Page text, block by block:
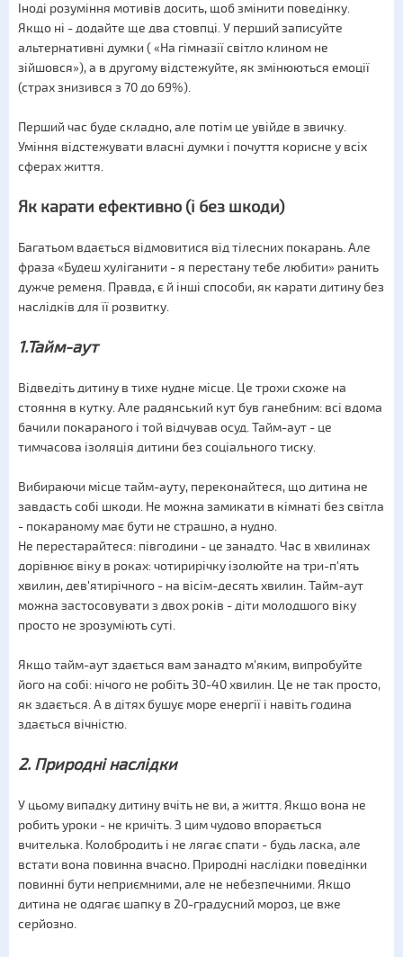
Іноді розуміння мотивів досить, щоб змінити поведінку.
Якщо ні - додайте ще два стовпці. У перший записуйте
альтернативні думки ( «На гімназії світло клином не
зійшовся»), а в другому відстежуйте, як змінюються емоції
(страх знизився з 70 до 69%).
Перший час буде складно, але потім це увійде в звичку.
Уміння відстежувати власні думки і почуття корисне у всіх
сферах життя.
Як карати ефективно (і без шкоди)
Багатьом вдається відмовитися від тілесних покарань. Але
фраза «Будеш хуліганити - я перестану тебе любити» ранить
дужче ременя. Правда, є й інші способи, як карати дитину без
наслідків для її розвитку.
1.Тайм-аут
Відведіть дитину в тихе нудне місце. Це трохи схоже на
стояння в кутку. Але радянський кут був ганебним: всі вдома
бачили покараного і той відчував осуд. Тайм-аут - це
тимчасова ізоляція дитини без соціального тиску.
Вибираючи місце тайм-ауту, переконайтеся, що дитина не
завдасть собі шкоди. Не можна замикати в кімнаті без світла
- покараному має бути не страшно, а нудно.
Не перестарайтеся: півгодини - це занадто. Час в хвилинах
дорівнює віку в роках: чотирирічку ізолюйте на три-п'ять
хвилин, дев'ятирічного - на вісім-десять хвилин. Тайм-аут
можна застосовувати з двох років - діти молодшого віку
просто не зрозуміють суті.
Якщо тайм-аут здається вам занадто м'яким, випробуйте
його на собі: нічого не робіть 30-40 хвилин. Це не так просто,
як здається. А в дітях бушує море енергії і навіть година
здається вічністю.
2. Природні наслідки
У цьому випадку дитину вчіть не ви, а життя. Якщо вона не
робить уроки - не кричіть. З цим чудово впорається
вчителька. Колобродить і не лягає спати - будь ласка, але
встати вона повинна вчасно. Природні наслідки поведінки
повинні бути неприємними, але не небезпечними. Якщо
дитина не одягає шапку в 20-градусний мороз, це вже
серйозно.